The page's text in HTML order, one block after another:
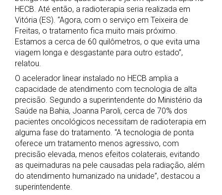
HECB. Até então, a radioterapia seria realizada em
Vitória (ES). “Agora, com o serviço em Teixeira de
Freitas, o tratamento fica muito mais próximo.
Estamos a cerca de 60 quilômetros, o que evita uma
viagem longa e desgastante para outro estado”,
relatou.
O acelerador linear instalado no HECB amplia a
capacidade de atendimento com tecnologia de alta
precisão. Segundo a superintendente do Ministério da
Saúde na Bahia, Joanna Paroli, cerca de 70% dos
pacientes oncológicos necessitam de radioterapia em
alguma fase do tratamento. “A tecnologia de ponta
oferece um tratamento menos agressivo, com
precisão elevada, menos efeitos colaterais, evitando
as queimaduras na pele causadas pela radiação, além
do atendimento humanizado na unidade”, destacou a
superintendente.